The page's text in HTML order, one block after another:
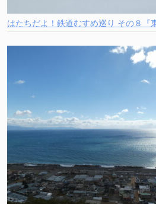
はたちだよ！鉄道むすめ巡り その８『